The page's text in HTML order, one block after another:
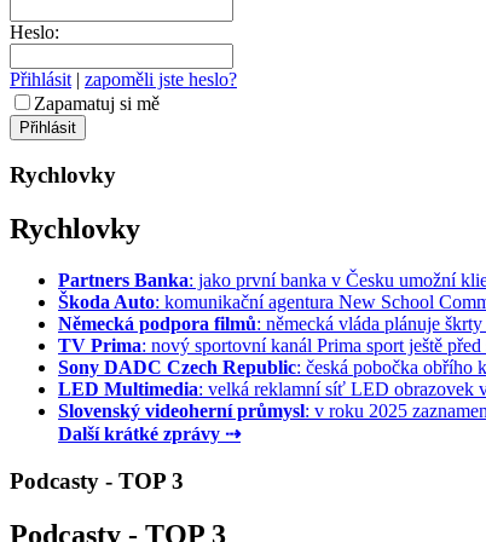
Heslo:
Přihlásit | zapoměli jste heslo?
Zapamatuj si mě
Rychlovky
Rychlovky
Partners Banka: jako první banka v Česku umožní
Škoda Auto: komunikační agentura New School
Německá podpora filmů: německá vláda plánuje
TV Prima: nový sportovní kanál Prima sport ještě
Sony DADC Czech Republic: česká pobočka obřího
LED Multimedia: velká reklamní síť LED obrazovek
Slovenský videoherní průmysl: v roku 2025
Další krátké zprávy ⇢
Podcasty - TOP 3
Podcasty - TOP 3